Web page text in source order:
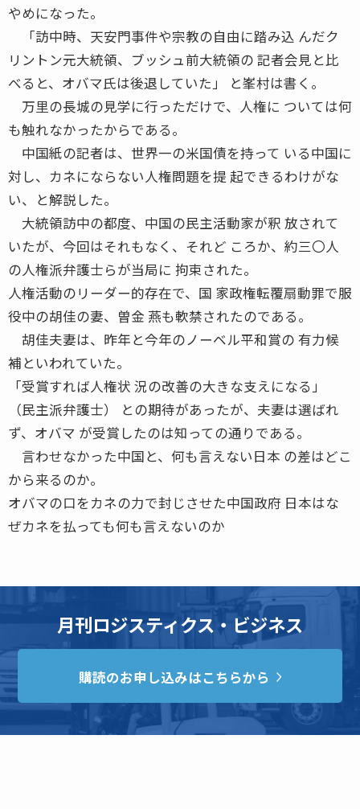
やめになった。
「訪中時、天安門事件や宗教の自由に踏み込 んだク
リントン元大統領、ブッシュ前大統領の 記者会見と比
べると、オバマ氏は後退していた」 と峯村は書く。
万里の長城の見学に行っただけで、人権に ついては何
も触れなかったからである。
中国紙の記者は、世界一の米国債を持って いる中国に
対し、カネにならない人権問題を提 起できるわけがな
い、と解説した。
大統領訪中の都度、中国の民主活動家が釈 放されて
いたが、今回はそれもなく、それど ころか、約三〇人
の人権派弁護士らが当局に 拘束された。
人権活動のリーダー的存在で、国 家政権転覆扇動罪で服
役中の胡佳の妻、曽金 燕も軟禁されたのである。
胡佳夫妻は、昨年と今年のノーベル平和賞の 有力候
補といわれていた。
「受賞すれば人権状 況の改善の大きな支えになる」
（民主派弁護士） との期待があったが、夫妻は選ばれ
ず、オバマ が受賞したのは知っての通りである。
言わせなかった中国と、何も言えない日本 の差はどこ
から来るのか。
オバマの口をカネの力で封じさせた中国政府 日本はな
ぜカネを払っても何も言えないのか
月刊ロジスティクス・ビジネス
購読のお申し込みはこちらから